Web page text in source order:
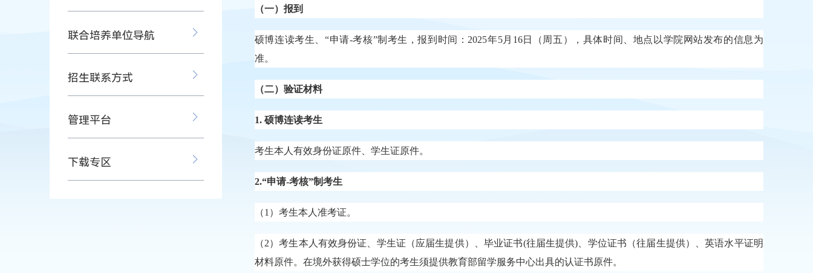
联合培养单位导航
招生联系方式
管理平台
下载专区
（一）报到
硕博连读考生、 “申请-考核”制考生，报到时间：2025年5月16日（周五），具体时间、地点以学院网站发布的信息为
准。
（二）验证材料
1. 硕博连读考生
考生本人有效身份证原件、学生证原件。
2.“申请-考核”制考生
（1 ） 考生本人准考证。
（2）考生本人有效身份证、学生证（应届生提供）、毕业证书(往届生提供)、学位证书（往届生提供）、英语水平证明
材料原件。在境外获得硕士学位的考生须提供教育部留学服务中心出具的认证书原件。